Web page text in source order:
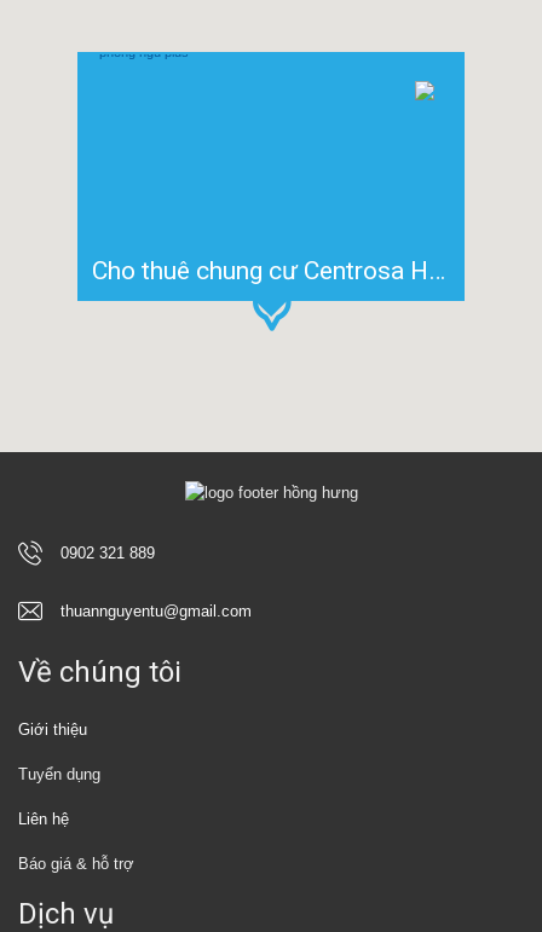
Cho thuê chung cư Centrosa Hà Đô quận 10 đường 3/2 - 2 phòng ngủ plus
0902 321 889
thuannguyentu@gmail.com
Về chúng tôi
Giới thiệu
Tuyển dụng
Liên hệ
Báo giá & hỗ trợ
Dịch vụ